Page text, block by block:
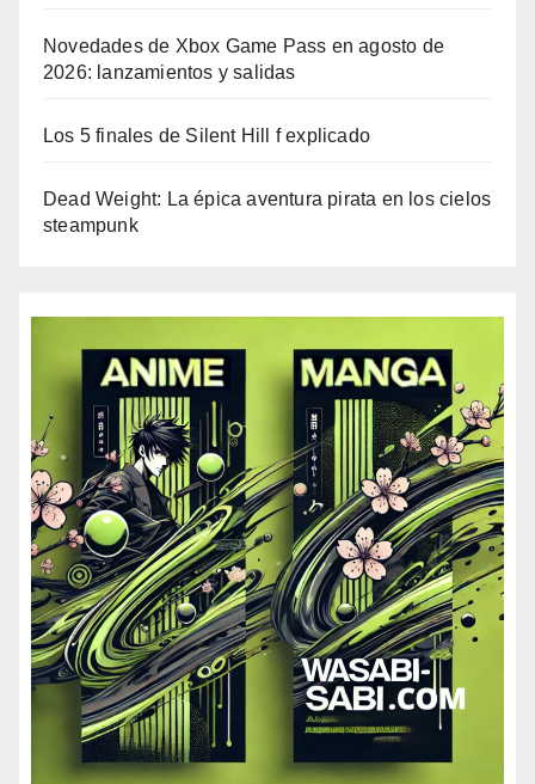
Novedades de Xbox Game Pass en agosto de
2026: lanzamientos y salidas
Los 5 finales de Silent Hill f explicado
Dead Weight: La épica aventura pirata en los cielos
steampunk